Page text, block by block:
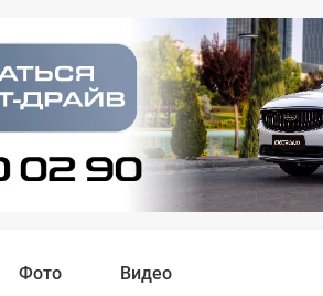
Фото Видео